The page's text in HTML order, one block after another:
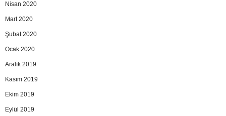
Nisan 2020
Mart 2020
Şubat 2020
Ocak 2020
Aralık 2019
Kasım 2019
Ekim 2019
Eylül 2019